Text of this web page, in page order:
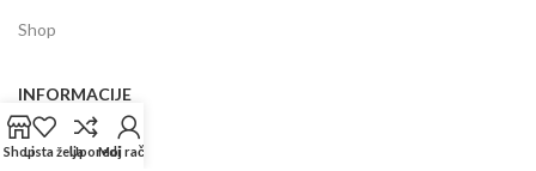
Shop
INFORMACIJE
Prodajni centar
ShopLista željaUporediMoj račun